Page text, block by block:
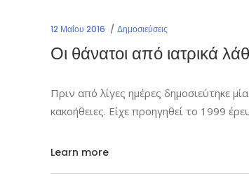
12 Μαΐου 2016 Δημοσιεύσεις
Οι θάνατοι από ιατρικά
Πριν από λίγες ημέρες δημοσιεύτηκε
κακοήθειες. Είχε προηγηθεί το 1999
Learn more